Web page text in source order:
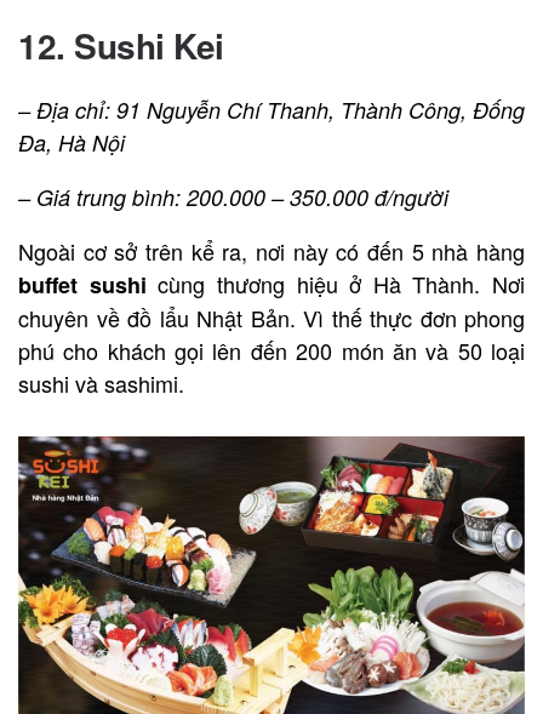
12. Sushi Kei
– Địa chỉ: 91 Nguyễn Chí Thanh, Thành Công, Đống
Đa, Hà Nội
– Giá trung bình: 200.000 – 350.000 đ/người
Ngoài cơ sở trên kể ra, nơi này có đến 5 nhà hàng
buffet sushi cùng thương hiệu ở Hà Thành. Nơi
chuyên về đồ lẩu Nhật Bản. Vì thế thực đơn phong
phú cho khách gọi lên đến 200 món ăn và 50 loại
sushi và sashimi.